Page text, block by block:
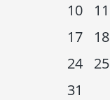
10
11
17
18
24
25
31